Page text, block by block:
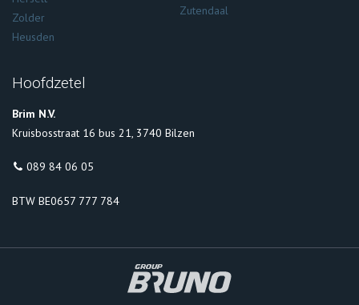
Zolder
Heusden
Zutendaal
Hoofdzetel
Brim N.V.
Kruisbosstraat 16 bus 21, 3740 Bilzen
089 84 06 05
BTW BE0657 777 784